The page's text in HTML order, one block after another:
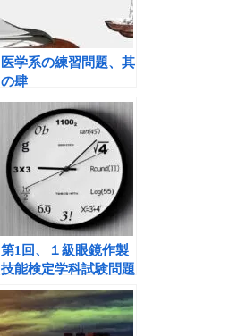
医学系の練習問題、其
の肆
第1回、１級眼鏡作製
技能検定学科試験問題
と解説②